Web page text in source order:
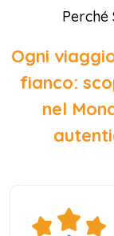
Perché
Ogni
fianco:
nel